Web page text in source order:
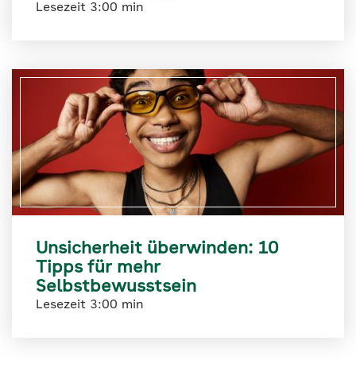
Lesezeit 3:00 min
Unsicherheit überwinden: 10
Tipps für mehr
Selbstbewusstsein
Lesezeit 3:00 min